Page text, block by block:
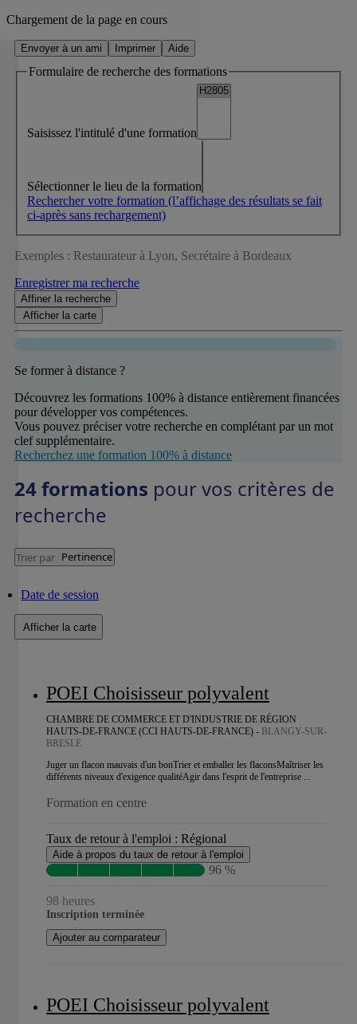
Chargement de la page en cours
Envoyer à un ami Imprimer Aide
Formulaire de recherche des formations
Saisissez l'intitulé d'une formation
Sélectionner le lieu de la formation
Rechercher votre formation (l’affichage des résultats se fait
ci-après sans rechargement)
Exemples : Restaurateur à Lyon, Secrétaire à Bordeaux
Enregistrer ma recherche
Affiner la recherche
Afficher la carte
Se former à distance ?
Découvrez les formations 100% à distance entièrement financées
pour développer vos compétences.
Vous pouvez préciser votre recherche en complétant par un mot
clef supplémentaire.
Recherchez une formation 100% à distance
24 formations pour vos critères de
recherche
Trier par Pertinence
Date de session
Afficher la carte
POEI Choisisseur polyvalent
CHAMBRE DE COMMERCE ET D'INDUSTRIE DE RÉGION
HAUTS-DE-FRANCE (CCI HAUTS-DE-FRANCE) - BLANGY-SUR-
BRESLE
Juger un flacon mauvais d'un bonTrier et emballer les flaconsMaîtriser les
différents niveaux d'exigence qualitéAgir dans l'esprit de l'entreprise ...
Formation en centre
Taux de retour à l'emploi : Régional
Aide à propos du taux de retour à l'emploi
96 %
98 heures
Inscription terminée
Ajouter au comparateur
POEI Choisisseur polyvalent